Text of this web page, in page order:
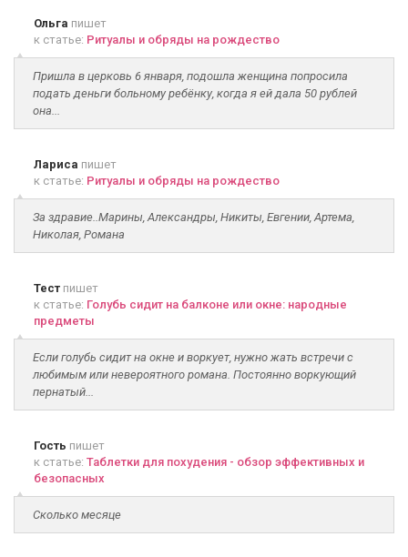
Ольга пишет
к статье: Ритуалы и обряды на рождество
Пришла в церковь 6 января, подошла женщина попросила
подать деньги больному ребёнку, когда я ей дала 50 рублей
она...
Лариса пишет
к статье: Ритуалы и обряды на рождество
За здравие..Марины, Александры, Никиты, Евгении, Артема,
Николая, Романа
Тест пишет
к статье: Голубь сидит на балконе или окне: народные
предметы
Если голубь сидит на окне и воркует, нужно жать встречи с
любимым или невероятного романа. Постоянно воркующий
пернатый...
Гость пишет
к статье: Таблетки для похудения - обзор эффективных и
безопасных
Сколько месяце